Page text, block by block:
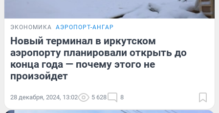
ЭКОНОМИКА АЭРОПОРТ-АНГАР
Новый терминал в иркутском
аэропорту планировали открыть до
конца года — почему этого не
произойдет
28 декабря, 2024, 13:02 5 628 8